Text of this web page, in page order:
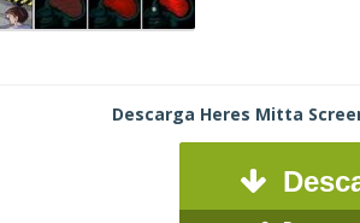
Descarga Heres Mitta